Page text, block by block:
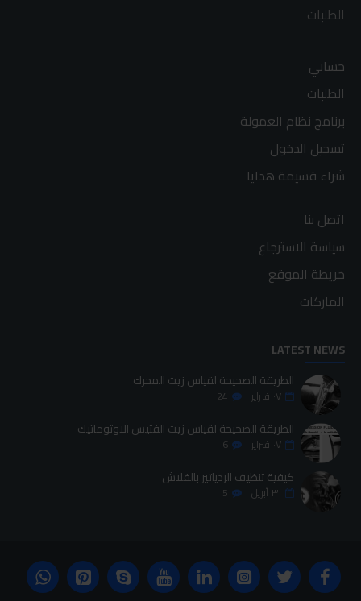
الطلبات
حسابي
الطلبات
برنامج نظام العمولة
تسجيل الدخول
شراء قسيمة هدايا
اتصل بنا
سياسة الاسترجاع
خريطة الموقع
الماركات
LATEST NEWS
الطريقة الصحيحة لقياس زيت المحرك
٠٧ فبراير 24
الطريقة الصحيحة لقياس زيت الفتيس الاوتوماتيك
٠٧ فبراير 6
كيفية تنظيف الردياتير بالفلاش
٣٠ أبريل 5